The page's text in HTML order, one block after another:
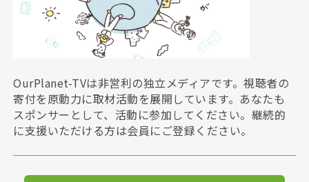
OurPlanet-TVは非営利の独立メディアです。視聴者の
寄付を原動力に取材活動を展開しています。あなたも
スポンサーとして、活動に参加してください。継続的
に支援いただける方は会員にご登録ください。